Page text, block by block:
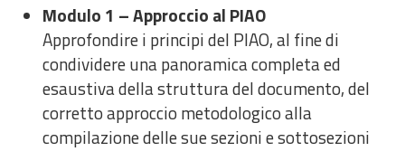
Modulo 1 – Approccio al PIAO
Approfondire i principi del PIAO, al fine di
condividere una panoramica completa ed
esaustiva della struttura del documento, del
corretto approccio metodologico alla
compilazione delle sue sezioni e sottosezioni